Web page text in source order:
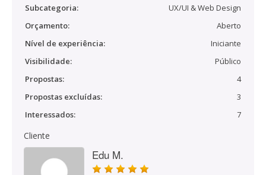
Subcategoria:
UX/UI & Web Design
Orçamento:
Aberto
Nível de experiência:
Iniciante
Visibilidade:
Público
Propostas:
4
Propostas excluídas:
3
Interessados:
7
Cliente
Edu M.